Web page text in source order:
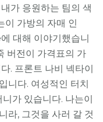
가 응원하는 팀의 색
이 가방의 자매 인
대해 이야기했습니
버전이 가격표의 가
. 프론트 나비 넥타이
니다. 여성적인 터치
가 있습니다. 나는이
라, 그것을 사러 갈 것